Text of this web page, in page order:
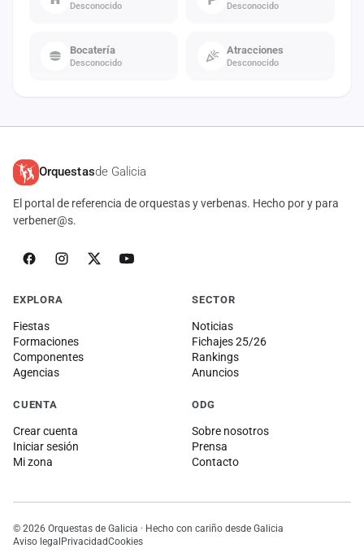
Desconocido Desconocido
Bocatería
Desconocido
Atracciones
Desconocido
Orquestasde Galicia
El portal de referencia de orquestas y verbenas. Hecho por y para
verbener@s.
EXPLORA
Fiestas
Formaciones
Componentes
Agencias
SECTOR
Noticias
Fichajes 25/26
Rankings
Anuncios
CUENTA
Crear cuenta
Iniciar sesión
Mi zona
ODG
Sobre nosotros
Prensa
Contacto
© 2026 Orquestas de Galicia · Hecho con cariño desde Galicia
Aviso legalPrivacidadCookies